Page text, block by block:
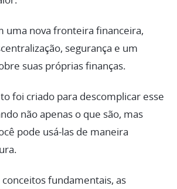
uma nova fronteira financeira,
segurança e um
suas próprias finanças.
foi criado para descomplicar esse
não apenas o que são, mas
pode usá-las de maneira
fundamentais, as